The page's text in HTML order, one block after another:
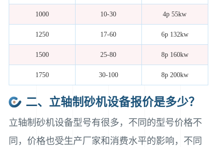
1000 10-30 4p 55kw
1250 17-60 6p 132kw
1500 25-80 8p 160kw
1750 30-100 8p 200kw
二、立轴制砂机设备报价是多少？
立轴制砂机设备型号有很多，不同的型号价格不
同，价格也受生产厂家和消费水平的影响，不同